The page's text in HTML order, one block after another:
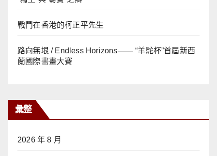
戰鬥在香港的柯正平先生
路向無垠 / Endless Horizons—— “羊駝杯”首屆新西
蘭國際書畫大賽
彙整
2026 年 8 月